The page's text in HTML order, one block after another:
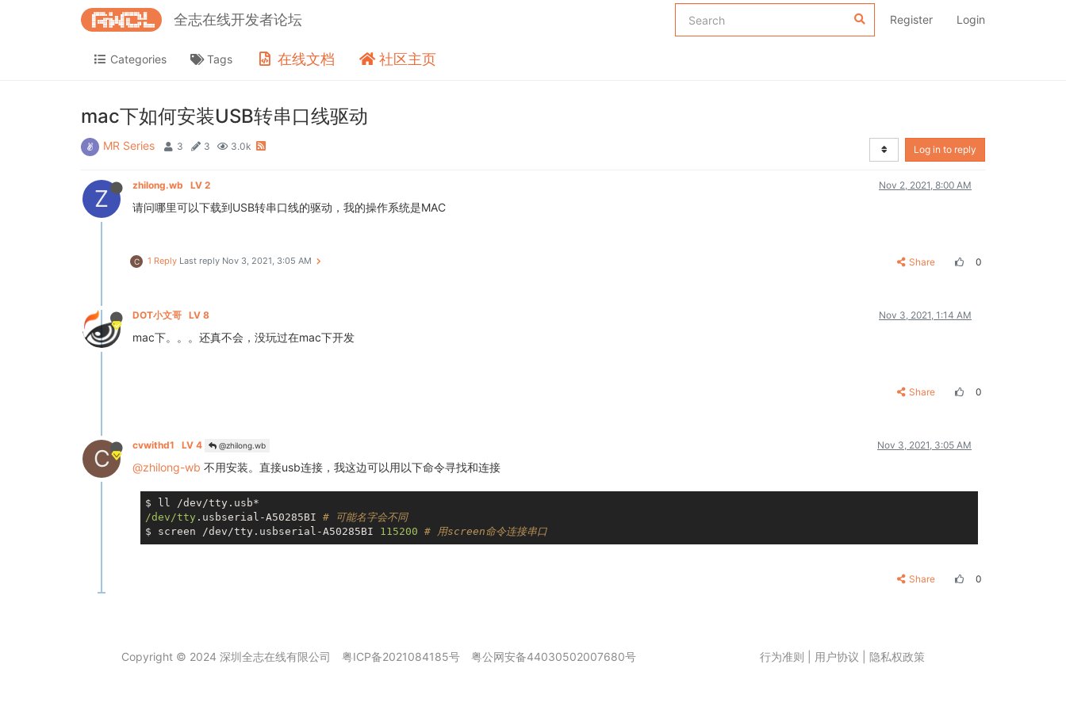
全志在线开发者论坛 Register Login
Categories Tags 在线文档 社区主页
mac下如何安装USB转串口线驱动
MR Series 3 3 3.0k Log in to reply
Z zhilong.wb LV 2 Nov 2, 2021, 8:00 AM
请问哪里可以下载到USB转串口线的驱动，我的操作系统是MAC
C 1 Reply Last reply Nov 3, 2021, 3:05 AM Share 0
DOT小文哥 LV 8 Nov 3, 2021, 1:14 AM
mac下。。。还真不会，没玩过在mac下开发
Share 0
C cvwithd1 LV 4 @zhilong.wb Nov 3, 2021, 3:05 AM
@zhilong-wb 不用安装。直接usb连接，我这边可以用以下命令寻找和连接
/dev/tty .usbserial-A50285BI # 可能名字会不同
$ screen /dev/tty.usbserial-A50285BI 115200 # 用screen命令连接串口
Share 0
Copyright © 2024 深圳全志在线有限公司 粤ICP备2021084185号 粤公网安备44030502007680号 行为准则 用户协议 隐私权政策